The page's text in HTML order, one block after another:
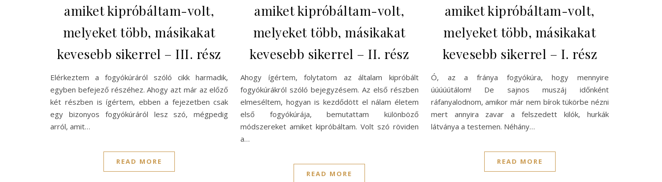
amiket kipróbáltam-volt,
melyeket több, másikakat
kevesebb sikerrel – III. rész
Elérkeztem a fogyókúráról szóló cikk harmadik,
egyben befejező részéhez. Ahogy azt már az előző
két részben is ígértem, ebben a fejezetben csak
egy bizonyos fogyókúráról lesz szó, mégpedig
arról, amit…
READ MORE
amiket kipróbáltam-volt,
melyeket több, másikakat
kevesebb sikerrel – II. rész
Ahogy ígértem, folytatom az általam kipróbált
fogyókúrákról szóló bejegyzésem. Az első részben
elmeséltem, hogyan is kezdődött el nálam életem
első fogyókúrája, bemutattam különböző
módszereket amiket kipróbáltam. Volt szó röviden
a…
READ MORE
amiket kipróbáltam-volt,
melyeket több, másikakat
kevesebb sikerrel – I. rész
Ó, az a fránya fogyókúra, hogy mennyire
úúúúútálom! De sajnos muszáj időnként
ráfanyalodnom, amikor már nem bírok tükörbe nézni
mert annyira zavar a felszedett kilók, hurkák
látványa a testemen. Néhány…
READ MORE